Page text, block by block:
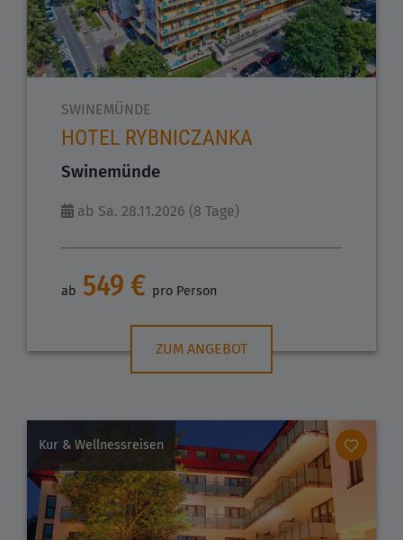
SWINEMÜNDE
HOTEL RYBNICZANKA
Swinemünde
ab Sa. 28.11.2026 (8 Tage)
ab 549 € pro Person
ZUM ANGEBOT
Kur & Wellnessreisen